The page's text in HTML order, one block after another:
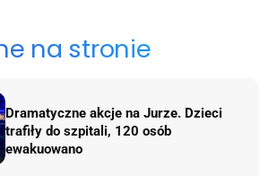
na stronie
Dramatyczne akcje na Jurze. Dzieci
trafiły do szpitali, 120 osób
ewakuowano